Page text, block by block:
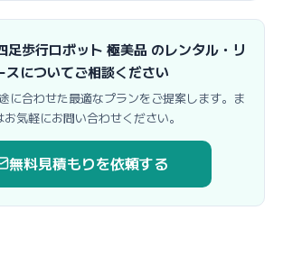
歩行ロボット 極美品 のレンタル・リ
スについてご相談ください
に合わせた最適なプランをご提案します。ま
お気軽にお問い合わせください。
無料見積もりを依頼する